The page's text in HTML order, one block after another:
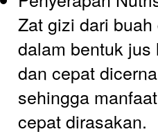
Zat gizi dari
dalam bentuk jus
dan cepat
sehingga
cepat dirasakan.